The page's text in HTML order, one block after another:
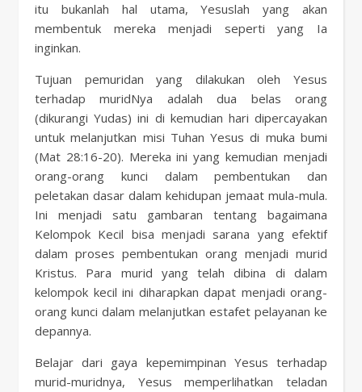
itu bukanlah hal utama, Yesuslah yang akan
membentuk mereka menjadi seperti yang Ia
inginkan.
Tujuan pemuridan yang dilakukan oleh Yesus
terhadap muridNya adalah dua belas orang
(dikurangi Yudas) ini di kemudian hari dipercayakan
untuk melanjutkan misi Tuhan Yesus di muka bumi
(Mat 28:16-20). Mereka ini yang kemudian menjadi
orang-orang kunci dalam pembentukan dan
peletakan dasar dalam kehidupan jemaat mula-mula.
Ini menjadi satu gambaran tentang bagaimana
Kelompok Kecil bisa menjadi sarana yang efektif
dalam proses pembentukan orang menjadi murid
Kristus. Para murid yang telah dibina di dalam
kelompok kecil ini diharapkan dapat menjadi orang-
orang kunci dalam melanjutkan estafet pelayanan ke
depannya.
Belajar dari gaya kepemimpinan Yesus terhadap
murid-muridnya, Yesus memperlihatkan teladan